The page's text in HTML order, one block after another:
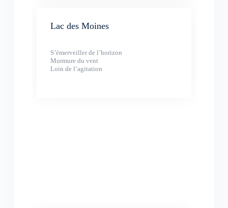
Lac des Moines
S’émerveiller de l’horizon
Murmure du vent
Loin de l’agitation